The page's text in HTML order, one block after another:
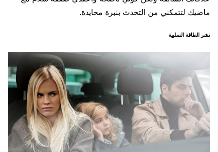
ماضيك لتتمكني من التحدث بنبرة محايدة.
نشر الطاقة السلبية